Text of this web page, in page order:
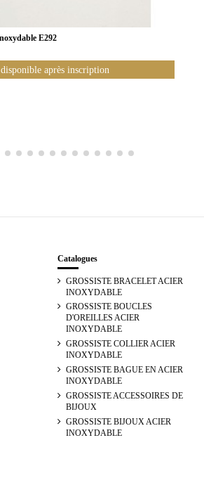
E292
après inscription
Catalogues
GROSSISTE BRACELET ACIER
INOXYDABLE
GROSSISTE BOUCLES
D'OREILLES ACIER
INOXYDABLE
GROSSISTE COLLIER ACIER
INOXYDABLE
GROSSISTE BAGUE EN ACIER
INOXYDABLE
GROSSISTE ACCESSOIRES DE
BIJOUX
GROSSISTE BIJOUX ACIER
INOXYDABLE